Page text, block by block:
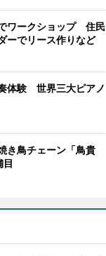
ワークショップ 住民
ーでリース作りなど
体験 世界三大ピアノ
き鳥チェーン「鳥貴